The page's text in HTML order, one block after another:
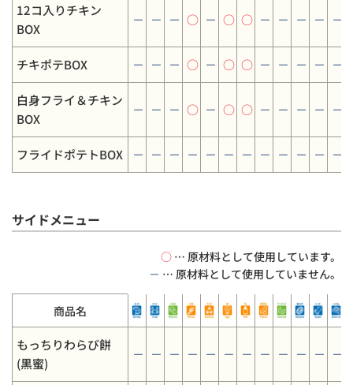
12コ入りチキン
BOX
－ － － ○ － ○ ○ － － － － －
チキポテBOX － － － ○ － ○ ○ － － － － －
白身フライ＆チキン
BOX
－ － － ○ － ○ ○ － － － － －
フライドポテトBOX － － － － － － － － － － － －
サイドメニュー
○ … 原材料として使用しています。
－ … 原材料として使用していません。
商品名
もっちりわらび餅
(黒蜜)
－ － － － － － － － － － － －